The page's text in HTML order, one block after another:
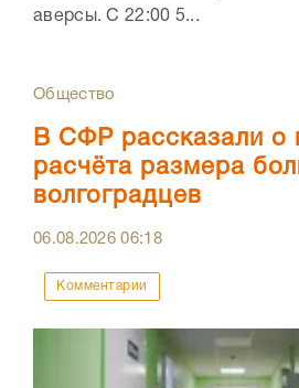
аверсы. С 22:00 5...
Общество
В СФР рассказали о
расчёта размера
волгоградцев
06.08.202606:18
Комментарии